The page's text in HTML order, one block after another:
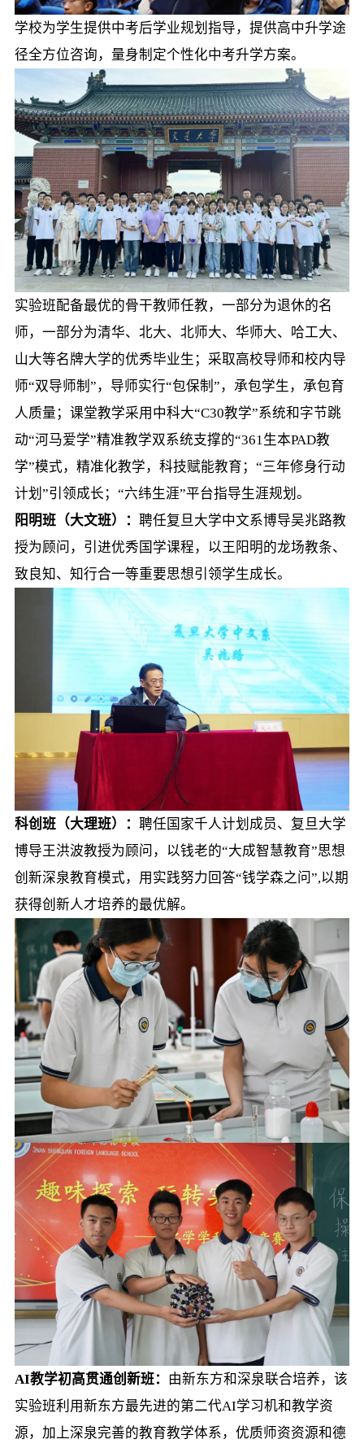
学校为学生提供中考后学业规划指导，提供高中升学途
径全方位咨询，量身制定个性化中考升学方案。
实验班配备最优的骨干教师任教，一部分为退休的名
师，一部分为清华、北大、北师大、华师大、哈工大、
山大等名牌大学的优秀毕业生；采取高校导师和校内导
师“双导师制”，导师实行“包保制”，承包学生，承包育
人质量；课堂教学采用中科大“C30教学”系统和字节跳
动“河马爱学”精准教学双系统支撑的“361生本PAD教
学”模式，精准化教学，科技赋能教育；“三年修身行动
计划”引领成长；“六纬生涯”平台指导生涯规划。
阳明班（大文班）： 聘任复旦大学中文系博导吴兆路教
授为顾问，引进优秀国学课程，以王阳明的龙场教条、
致良知、知行合一等重要思想引领学生成长。
科创班（大理班）： 聘任国家千人计划成员、复旦大学
博导王洪波教授为顾问，以钱老的“大成智慧教育”思想
创新深泉教育模式，用实践努力回答“钱学森之问”,以期
获得创新人才培养的最优解。
AI教学初高贯通创新班：
由新东方和深泉联合培养，该
实验班利用新东方最先进的第二代AI学习机和教学资
源，加上深泉完善的教育教学体系，优质师资资源和德